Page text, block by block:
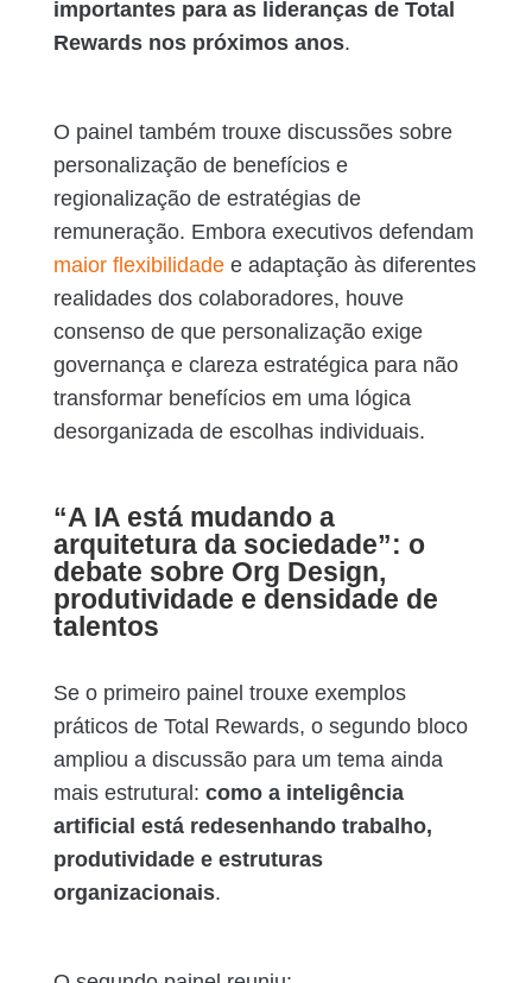
importantes para as lideranças de Total
Rewards nos próximos anos.
O painel também trouxe discussões sobre
personalização de benefícios e
regionalização de estratégias de
remuneração. Embora executivos defendam
maior flexibilidadee adaptação às diferentes
realidades dos colaboradores, houve
consenso de que personalização exige
governança e clareza estratégica para não
transformar benefícios em uma lógica
desorganizada de escolhas individuais.
“A IA está mudando a
arquitetura da sociedade”: o
debate sobre Org Design,
produtividade e densidade de
talentos
Se o primeiro painel trouxe exemplos
práticos de Total Rewards, o segundo bloco
ampliou a discussão para um tema ainda
mais estrutural: como a inteligência
artificial está redesenhando trabalho,
produtividade e estruturas
organizacionais.